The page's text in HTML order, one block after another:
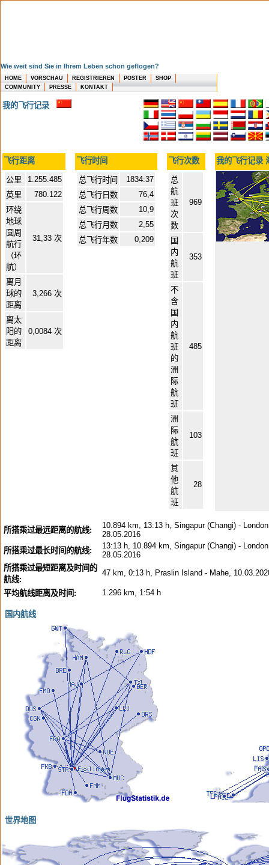
Wie weit sind Sie in Ihrem Leben schon geflogen?
HOME VORSCHAU REGISTRIEREN POSTER
SHOP
COMMUNITY
PRESSE KONTAKT
我的飞行记录
飞行距离 飞行时间 飞行次数 我的飞行记录
公里
1.255.485
英里
780.122
环绕
地球
圆周
航行
（环
航）
31,33 次
离月
球的
距离
3,266 次
离太
阳的
距离
0,0084 次
总飞行时间
1834:37
总飞行日数
76,4
总飞行周数
10,9
总飞行月数
2,55
总飞行年数
0,209
总
航
班
次
数
969
国
内
航
班
353
不
含
国
内
航
班
的
洲
际
航
班
485
洲
际
航
班
103
其
他
航
班
28
所搭乘过最远距离的航线:
10.894 km, 13:13 h, Singapur (Changi) -
28.05.2016
所搭乘过最长时间的航线:
13:13 h, 10.894 km, Singapur (Changi) -
28.05.2016
所搭乘过最短距离及时间的
航线:
47 km, 0:13 h, Praslin Island - Mahe,
平均航线距离及时间: 1.296 km, 1:54 h
国内航线
世界地图